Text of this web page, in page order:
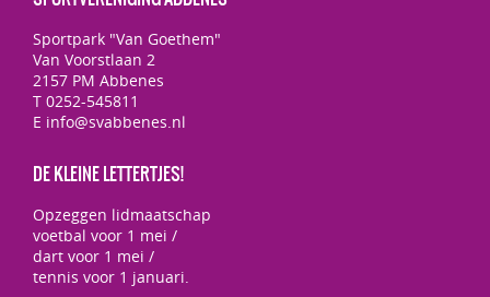
Sportpark "Van Goethem"
Van Voorstlaan 2
2157 PM Abbenes
T 0252-545811
E info@svabbenes.nl
DE KLEINE LETTERTJES!
Opzeggen lidmaatschap
voetbal voor 1 mei /
dart voor 1 mei /
tennis voor 1 januari.